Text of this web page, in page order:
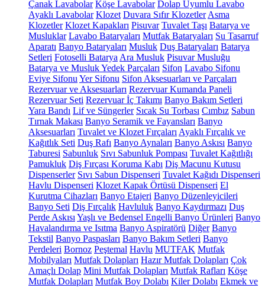
Çanak Lavabolar Köşe Lavabolar Dolap Uyumlu Lavabo
Ayaklı Lavabolar Klozet Duvara Sıfır Klozetler Asma
Klozetler Klozet Kapakları Pisuvar Tuvalet Taşı Batarya ve
Musluklar Lavabo Bataryaları Mutfak Bataryaları Su Tasarruf
Aparatı Banyo Bataryaları Musluk Duş Bataryaları Batarya
Setleri Fotoselli Batarya Ara Musluk Pisuvar Musluğu
Batarya ve Musluk Yedek Parçaları Sifon Lavabo Sifonu
Eviye Sifonu Yer Sifonu Sifon Aksesuarları ve Parçaları
Rezervuar ve Aksesuarları Rezervuar Kumanda Paneli
Rezervuar Seti Rezervuar İç Takımı Banyo Bakım Setleri
Yara Bandı Lif ve Süngerler Sıcak Su Torbası Cımbız Sabun
Tırnak Makası Banyo Seramik ve Fayansları Banyo
Aksesuarları Tuvalet ve Klozet Fırçaları Ayaklı Fırçalık ve
Kağıtlık Seti Duş Rafı Banyo Aynaları Banyo Askısı Banyo
Taburesi Sabunluk Sıvı Sabunluk Pompası Tuvalet Kağıtlığı
Pamukluk Diş Fırçası Koruma Kabı Diş Macunu Kutusu
Dispenserler Sıvı Sabun Dispenseri Tuvalet Kağıdı Dispenseri
Havlu Dispenseri Klozet Kapak Örtüsü Dispenseri El
Kurutma Cihazları Banyo Etajeri Banyo Düzenleyicileri
Banyo Seti Diş Fırçalık Havluluk Banyo Kaydırmazı Duş
Perde Askısı Yaşlı ve Bedensel Engelli Banyo Ürünleri Banyo
Havalandırma ve Isıtma Banyo Aspiratörü Diğer Banyo
Tekstil Banyo Paspasları Banyo Bakım Setleri Banyo
Perdeleri Bornoz Peştemal Havlu MUTFAK Mutfak
Mobilyaları Mutfak Dolapları Hazır Mutfak Dolapları Çok
Amaçlı Dolap Mini Mutfak Dolapları Mutfak Rafları Köşe
Mutfak Dolapları Mutfak Boy Dolabı Kiler Dolabı Ekmek ve